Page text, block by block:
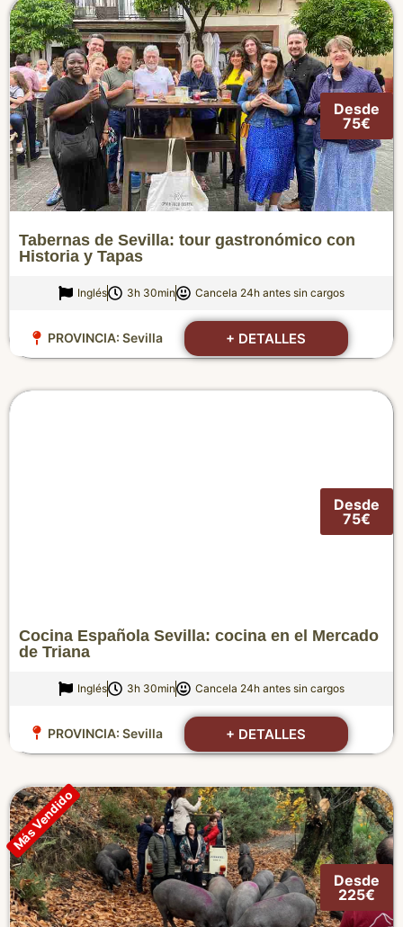
Desde
75€
Tabernas de Sevilla: tour gastronómico con
Historia y Tapas
Inglés 3h 30min Cancela 24h antes sin cargos
PROVINCIA: Sevilla + DETALLES
Desde
75€
Cocina Española Sevilla: cocina en el Mercado
de Triana
Inglés 3h 30min Cancela 24h antes sin cargos
PROVINCIA: Sevilla + DETALLES
Desde
225€
Más Vendido